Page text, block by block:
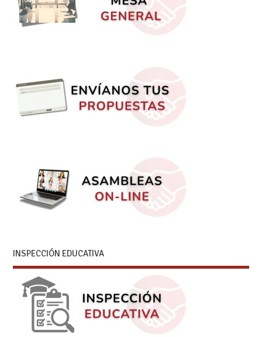
INSPECCIÓN EDUCATIVA